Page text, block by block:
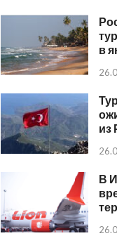
в
из
В